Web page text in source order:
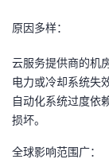
原因多样：
云服务提供商的机
电力或冷却系统失
自动化系统过度依
损坏。
全球影响范围广：